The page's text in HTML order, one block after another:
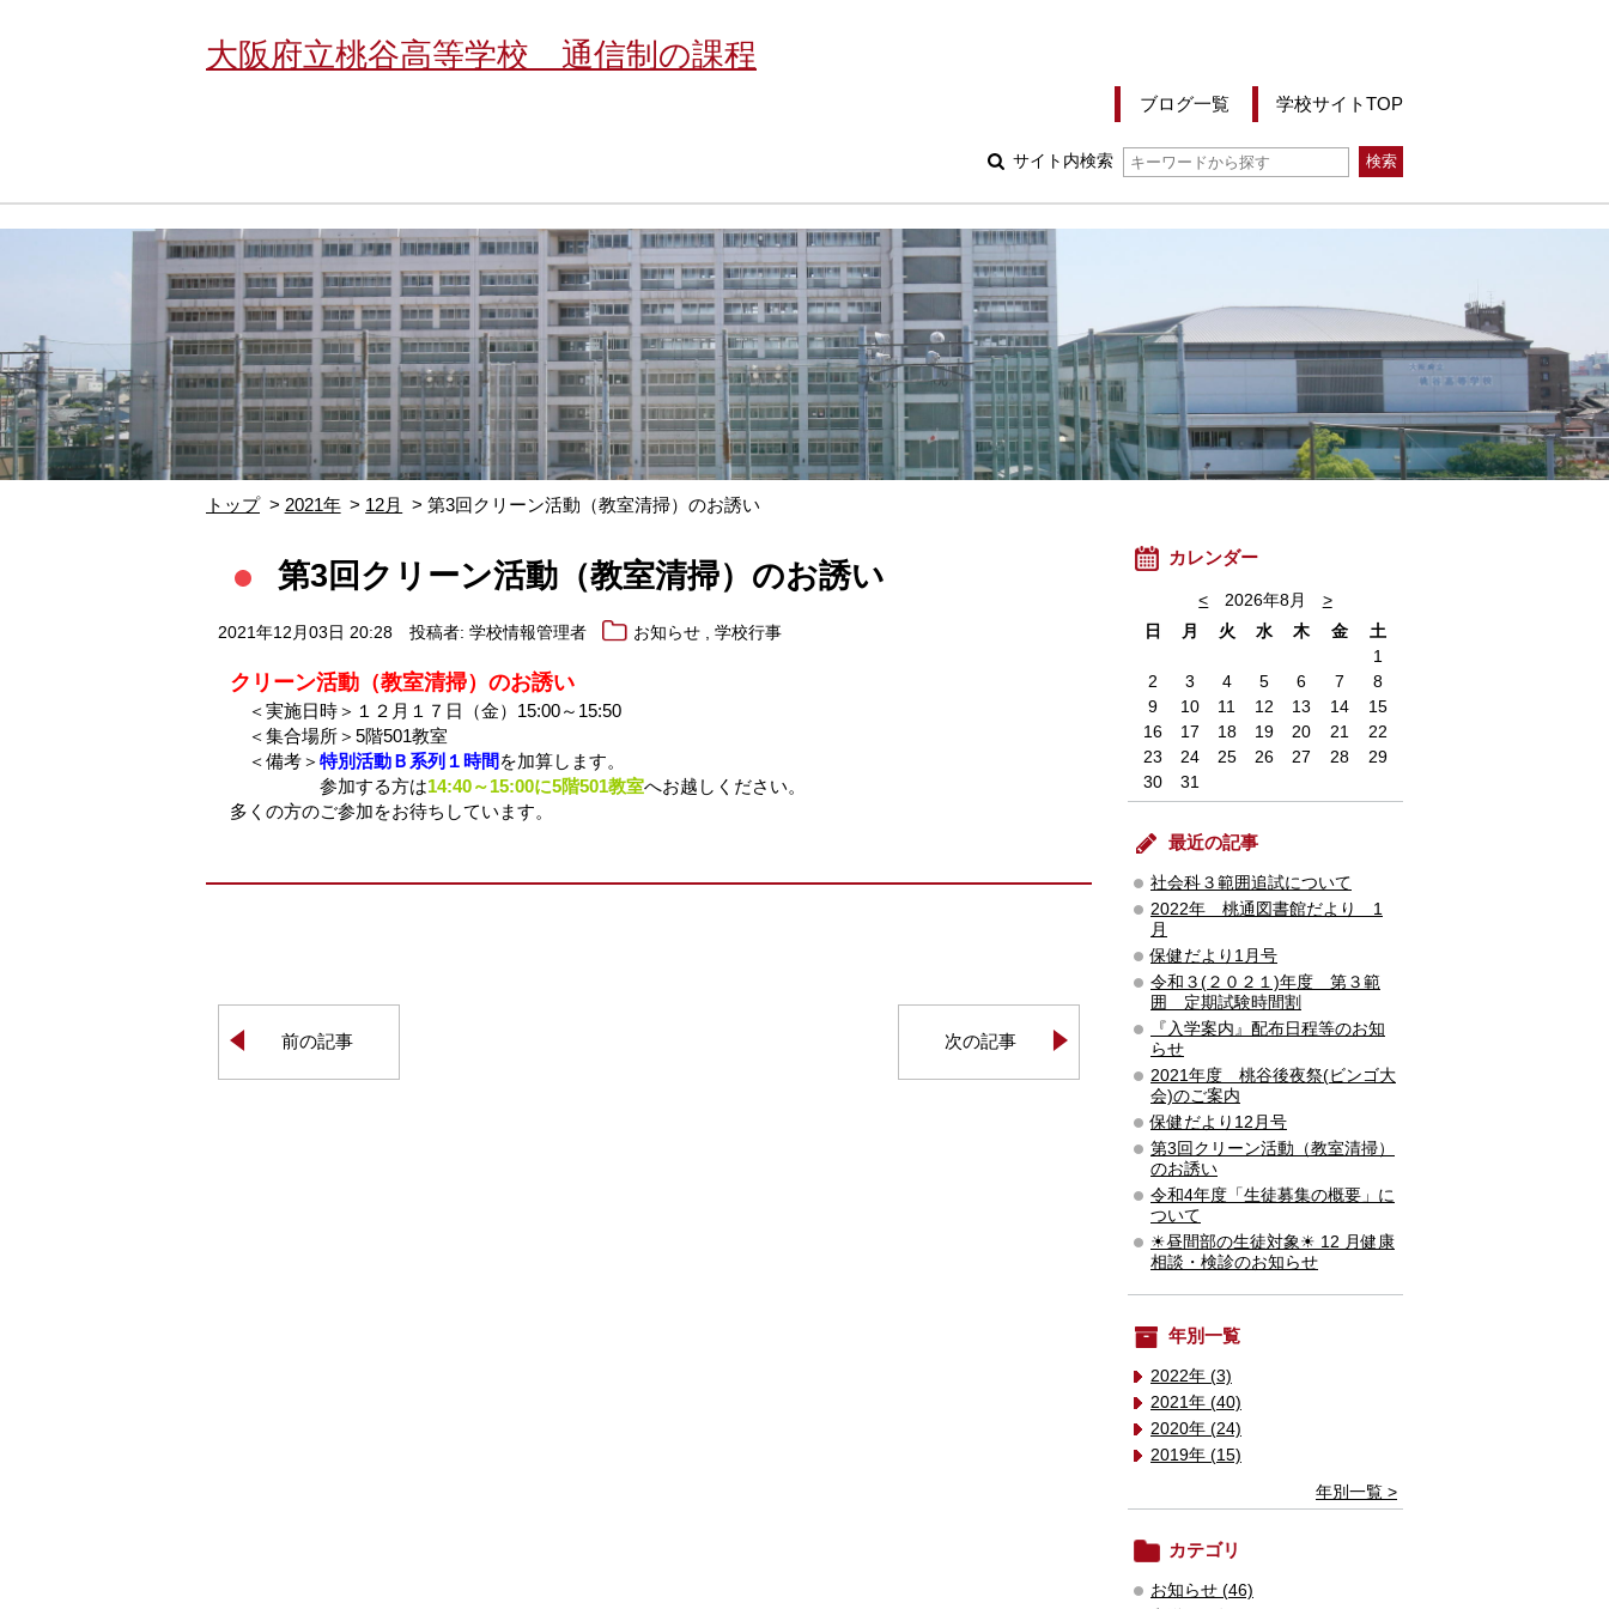
大阪府立桃谷高等学校 通信制の課程
ブログ一覧 学校サイトTOP
サイト内検索
トップ 2021年 12月 第3回クリーン活動（教室清掃）のお誘い
第3回クリーン活動（教室清掃）のお誘い
2021年12月03日 20:28 投稿者: 学校情報管理者 お知らせ ,学校行事
クリーン活動（教室清掃）のお誘い
＜実施日時＞１２月１７日（金）15:00～15:50
＜集合場所＞5階501教室
＜備考＞ 特別活動Ｂ系列１時間 を加算します。
参加する方は14:40～15:00に5階501教室へお越しください。
多くの方のご参加をお待ちしています。
前の記事 次の記事
カレンダー
< 2026年8月
>
日
月 火 水 木 金
土
1
2
3 4 5 6 7
8
9
10 11 12 13 14
15
16
17 18 19 20 21
22
23
24 25 26 27 28
29
30
31
最近の記事
社会科３範囲追試について
2022年 桃通図書館だより 1
月
保健だより1月号
令和３(２０２１)年度 第３範
囲 定期試験時間割
『入学案内』配布日程等のお知
らせ
2021年度 桃谷後夜祭(ビンゴ大
会)のご案内
保健だより12月号
第3回クリーン活動（教室清掃）
のお誘い
令和4年度「生徒募集の概要」に
ついて
☀昼間部の生徒対象☀ 12 月健康
相談・検診のお知らせ
年別一覧
2022年 (3)
2021年 (40)
2020年 (24)
2019年 (15)
年別一覧 >
カテゴリ
お知らせ (46)